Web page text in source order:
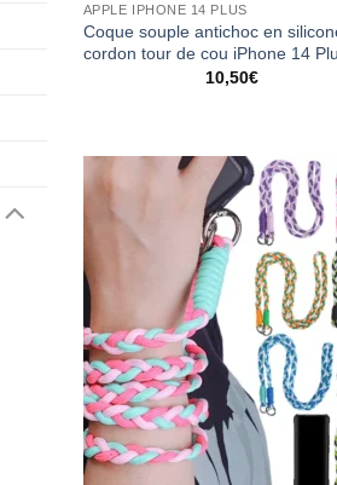
APPLE IPHONE 14 PLUS
Coque souple antichoc en
cordon tour de cou iPhone 14
10,50€